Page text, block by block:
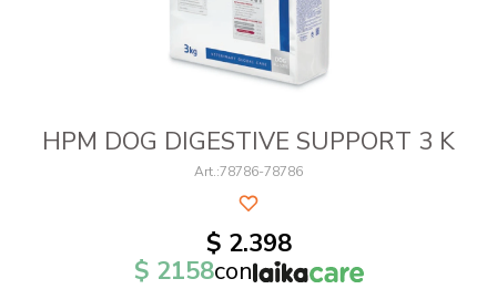
HPM DOG DIGESTIVE SUPPORT 3 K
78786-78786
$ 2.398
$ 2158con